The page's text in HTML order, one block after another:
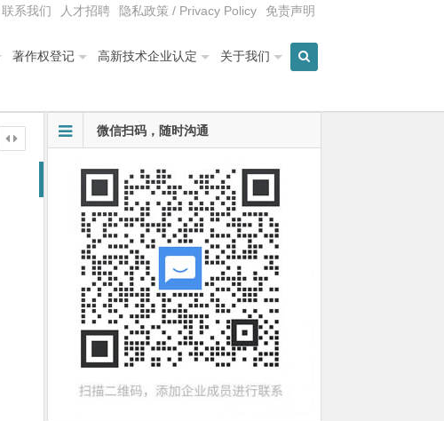
联系我们 人才招聘 隐私政策 / Privacy Policy 免责声明
著作权登记 高新技术企业认定 关于我们
微信扫码，随时沟通